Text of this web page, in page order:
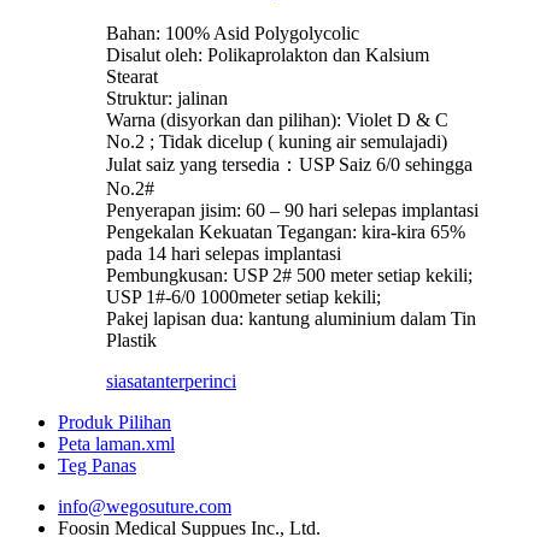
Bahan: 100% Asid Polygolycolic
Disalut oleh: Polikaprolakton dan Kalsium
Stearat
Struktur: jalinan
Warna (disyorkan dan pilihan): Violet D & C
No.2 ; Tidak dicelup ( kuning air semulajadi)
Julat saiz yang tersedia：USP Saiz 6/0 sehingga
No.2#
Penyerapan jisim: 60 – 90 hari selepas implantasi
Pengekalan Kekuatan Tegangan: kira-kira 65%
pada 14 hari selepas implantasi
Pembungkusan: USP 2# 500 meter setiap kekili;
USP 1#-6/0 1000meter setiap kekili;
Pakej lapisan dua: kantung aluminium dalam Tin
Plastik
siasatanterperinci
Produk Pilihan
Peta laman.xml
Teg Panas
info@wegosuture.com
Foosin Medical Suppues Inc., Ltd.